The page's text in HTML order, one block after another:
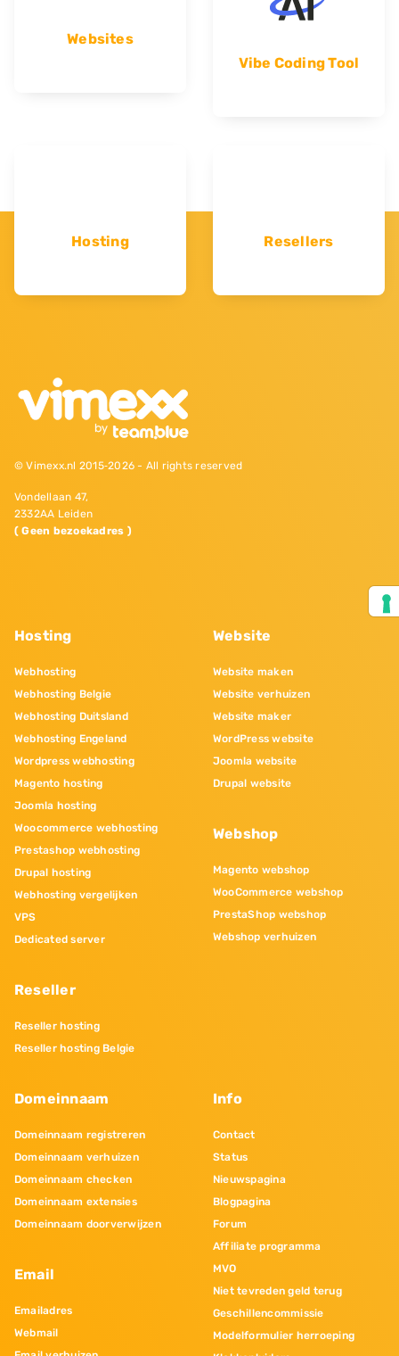
Websites
Vibe Coding Tool
Hosting Resellers
© Vimexx.nl 2015‐2026 - All rights reserved
Vondellaan 47,
2332AA Leiden
( Geen bezoekadres )
Hosting
Webhosting
Webhosting Belgie
Webhosting Duitsland
Webhosting Engeland
Wordpress webhosting
Magento hosting
Joomla hosting
Woocommerce webhosting
Prestashop webhosting
Drupal hosting
Webhosting vergelijken
VPS
Dedicated server
Reseller
Reseller hosting
Reseller hosting Belgie
Website
Website maken
Website verhuizen
Website maker
WordPress website
Joomla website
Drupal website
Webshop
Magento webshop
WooCommerce webshop
PrestaShop webshop
Webshop verhuizen
Domeinnaam
Domeinnaam registreren
Domeinnaam verhuizen
Domeinnaam checken
Domeinnaam extensies
Domeinnaam doorverwijzen
Email
Emailadres
Webmail
Info
Contact
Status
Nieuwspagina
Blogpagina
Forum
Affiliate programma
MVO
Niet tevreden geld terug
Geschillencommissie
Modelformulier herroeping